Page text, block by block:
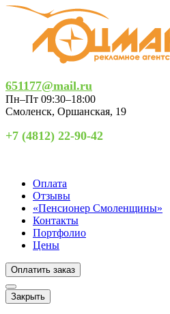
651177@mail.ru
Пн–Пт 09:30–18:00
Смоленск, Оршанская, 19
+7 (4812) 22-90-42
Оплата
Отзывы
«Пенсионер Смоленщины»
Контакты
Портфолио
Цены
Оплатить заказ
Закрыть